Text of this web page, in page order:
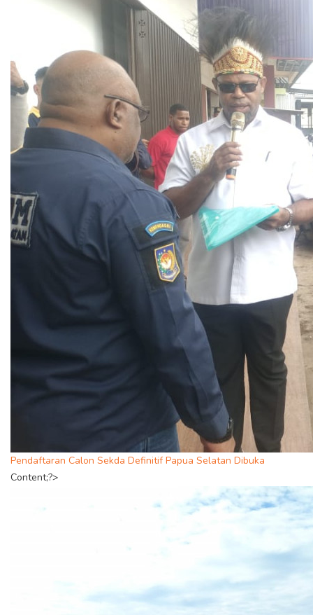
Pendaftaran Calon Sekda Definitif Papua Selatan Dibuka
Content;?>